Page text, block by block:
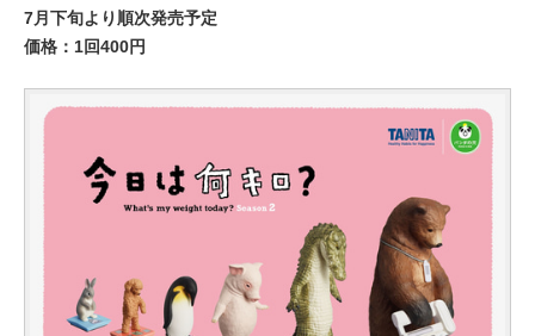
7月下旬より順次発売予定
価格：1回400円